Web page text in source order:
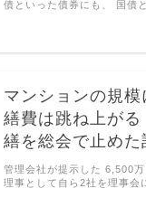
債といった債券にも、 国債
マンションの規
繕費は跳ね上が
繕を総会で止め
管理会社が提示した 6,500
理事として自ら2社を理事会